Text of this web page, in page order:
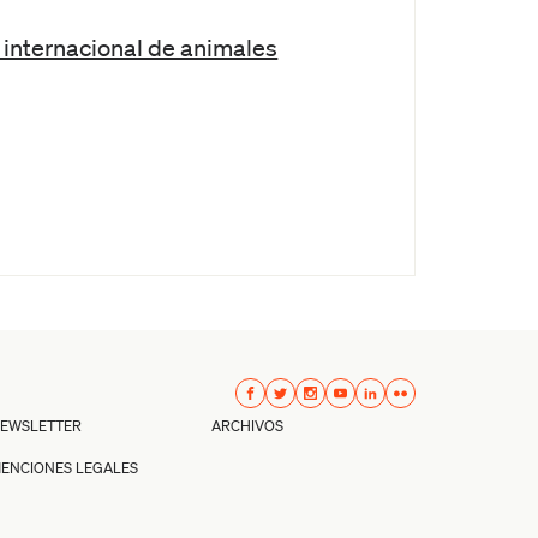
de animales
ARCHIVOS
LEGALES